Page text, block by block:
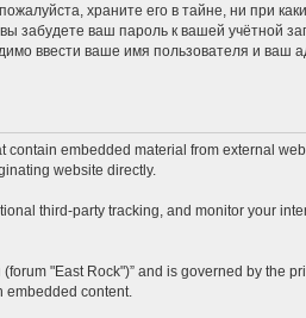
храните его в тайне, ни при
забудете ваш пароль к вашей учётной
ввести ваше имя пользователя и ваш
embedded material from external
website directly.
third-party tracking, and monitor your
"East Rock")” and is governed by
embedded content.